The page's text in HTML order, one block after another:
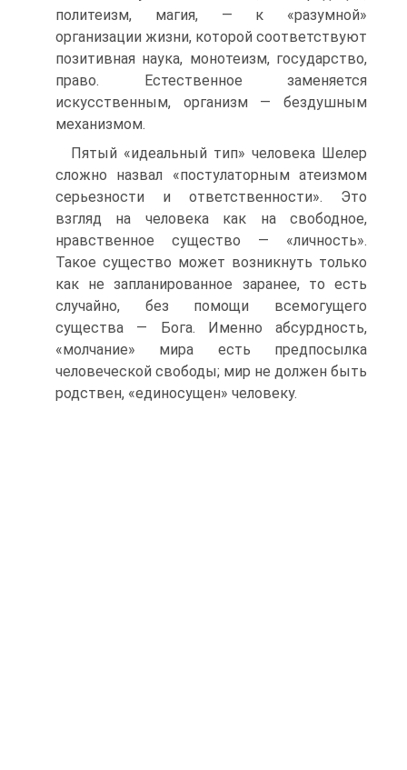
политеизм, магия, — к «разумной»
организации жизни, которой соответствуют
позитивная наука, монотеизм, государство,
право. Естественное заменяется
искусственным, организм — бездушным
механизмом.
Пятый «идеальный тип» человека Шелер
сложно назвал «постулаторным атеизмом
серьезности и ответственности». Это
взгляд на человека как на свободное,
нравственное существо — «личность».
Такое существо может возникнуть только
как не запланированное заранее, то есть
случайно, без помощи всемогущего
существа — Бога. Именно абсурдность,
«молчание» мира есть предпосылка
человеческой свободы; мир не должен быть
родствен, «единосущен» человеку.